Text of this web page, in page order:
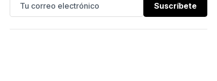
Suscríbete